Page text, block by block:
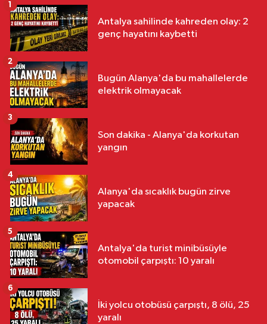
Antalya sahilinde kahreden olay: 2
genç hayatını kaybetti
1
Bugün Alanya'da bu mahallelerde
elektrik olmayacak
2
Son dakika - Alanya'da korkutan
yangın
3
Alanya'da sıcaklık bugün zirve
yapacak
4
Antalya'da turist minibüsüyle
otomobil çarpıştı: 10 yaralı
5
İki yolcu otobüsü çarpıştı, 8 ölü, 25
yaralı
6